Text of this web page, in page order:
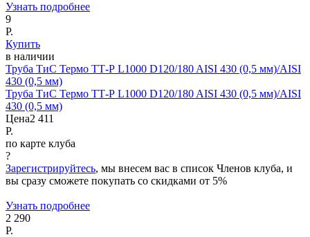
Узнать подробнее
9
Р.
Купить
в наличии
Труба ТиС Термо ТТ-Р L1000 D120/180 AISI 430 (0,5 мм)/AISI
430 (0,5 мм)
Труба ТиС Термо ТТ-Р L1000 D120/180 AISI 430 (0,5 мм)/AISI
430 (0,5 мм)
Цена2 411
Р.
по карте клуба
?
Зарегистрируйтесь, мы внесем вас в список Членов клуба, и
вы сразу сможете покупать со скидками от 5%
Узнать подробнее
2 290
Р.